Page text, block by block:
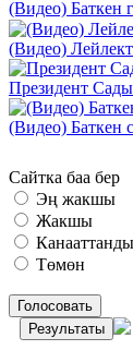
(Видео) Баткен
(Видео)
Президент
(Видео) Баткен
Сайтка баа бер
Эң жакшы
Жакшы
Төмөн
Голосовать
Результаты